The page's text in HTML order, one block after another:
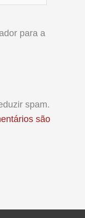
para a
spam.
são